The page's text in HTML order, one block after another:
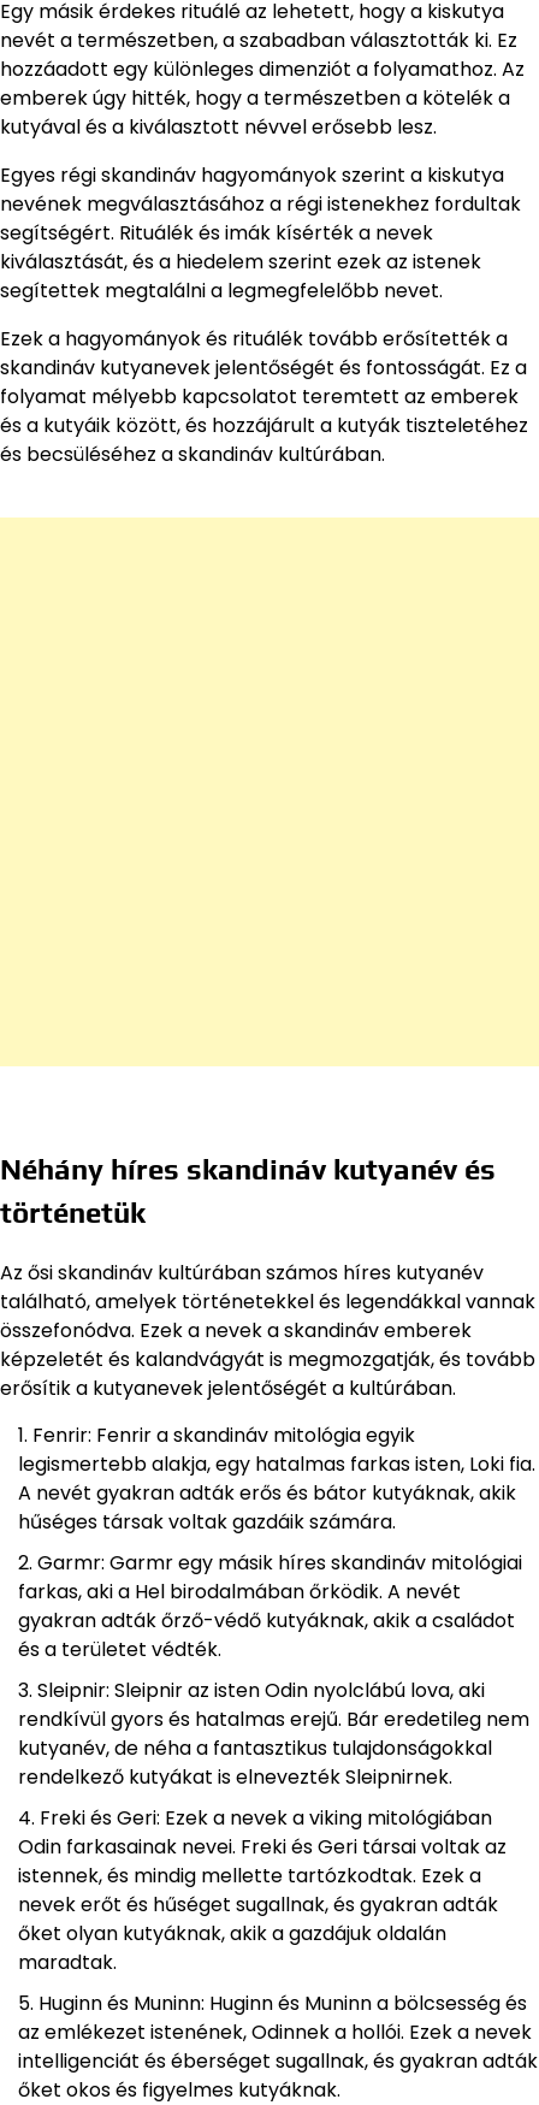
Egy másik érdekes rituálé az lehetett, hogy a kiskutya
nevét a természetben, a szabadban választották ki. Ez
hozzáadott egy különleges dimenziót a folyamathoz. Az
emberek úgy hitték, hogy a természetben a kötelék a
kutyával és a kiválasztott névvel erősebb lesz.
Egyes régi skandináv hagyományok szerint a kiskutya
nevének megválasztásához a régi istenekhez fordultak
segítségért. Rituálék és imák kísérték a nevek
kiválasztását, és a hiedelem szerint ezek az istenek
segítettek megtalálni a legmegfelelőbb nevet.
Ezek a hagyományok és rituálék tovább erősítették a
skandináv kutyanevek jelentőségét és fontosságát. Ez a
folyamat mélyebb kapcsolatot teremtett az emberek
és a kutyáik között, és hozzájárult a kutyák tiszteletéhez
és becsüléséhez a skandináv kultúrában.
Néhány híres skandináv kutyanév és
történetük
Az ősi skandináv kultúrában számos híres kutyanév
található, amelyek történetekkel és legendákkal vannak
összefonódva. Ezek a nevek a skandináv emberek
képzeletét és kalandvágyát is megmozgatják, és tovább
erősítik a kutyanevek jelentőségét a kultúrában.
Fenrir: Fenrir a skandináv mitológia egyik
legismertebb alakja, egy hatalmas farkas isten, Loki fia.
A nevét gyakran adták erős és bátor kutyáknak, akik
hűséges társak voltak gazdáik számára.
Garmr: Garmr egy másik híres skandináv mitológiai
farkas, aki a Hel birodalmában őrködik. A nevét
gyakran adták őrző-védő kutyáknak, akik a családot
és a területet védték.
Sleipnir: Sleipnir az isten Odin nyolclábú lova, aki
rendkívül gyors és hatalmas erejű. Bár eredetileg nem
kutyanév, de néha a fantasztikus tulajdonságokkal
rendelkező kutyákat is elnevezték Sleipnirnek.
Freki és Geri: Ezek a nevek a viking mitológiában
Odin farkasainak nevei. Freki és Geri társai voltak az
istennek, és mindig mellette tartózkodtak. Ezek a
nevek erőt és hűséget sugallnak, és gyakran adták
őket olyan kutyáknak, akik a gazdájuk oldalán
maradtak.
Huginn és Muninn: Huginn és Muninn a bölcsesség és
az emlékezet istenének, Odinnek a hollói. Ezek a nevek
intelligenciát és éberséget sugallnak, és gyakran adták
őket okos és figyelmes kutyáknak.